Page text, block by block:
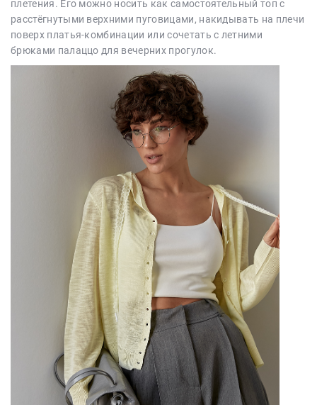
плетения. Его можно носить как самостоятельный топ с
расстёгнутыми верхними пуговицами, накидывать на плечи
поверх платья-комбинации или сочетать с летними
брюками палаццо для вечерних прогулок.